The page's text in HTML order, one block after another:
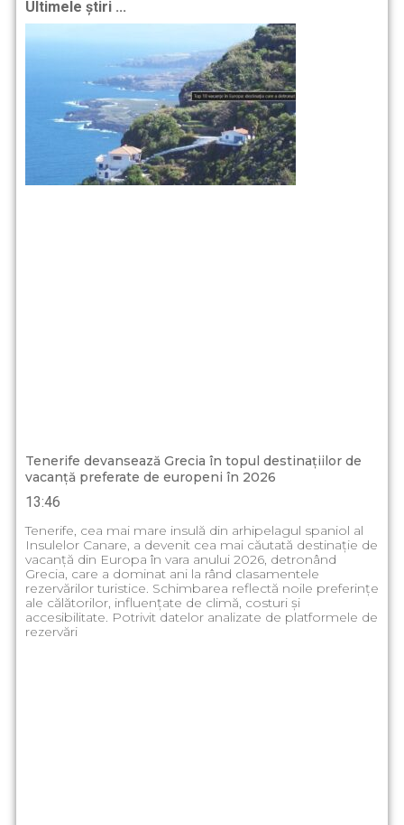
Ultimele știri ...
Tenerife devansează Grecia în topul destinațiilor de
vacanță preferate de europeni în 2026
13:46
Tenerife, cea mai mare insulă din arhipelagul spaniol al
Insulelor Canare, a devenit cea mai căutată destinație de
vacanță din Europa în vara anului 2026, detronând
Grecia, care a dominat ani la rând clasamentele
rezervărilor turistice. Schimbarea reflectă noile preferințe
ale călătorilor, influențate de climă, costuri și
accesibilitate. Potrivit datelor analizate de platformele de
rezervări